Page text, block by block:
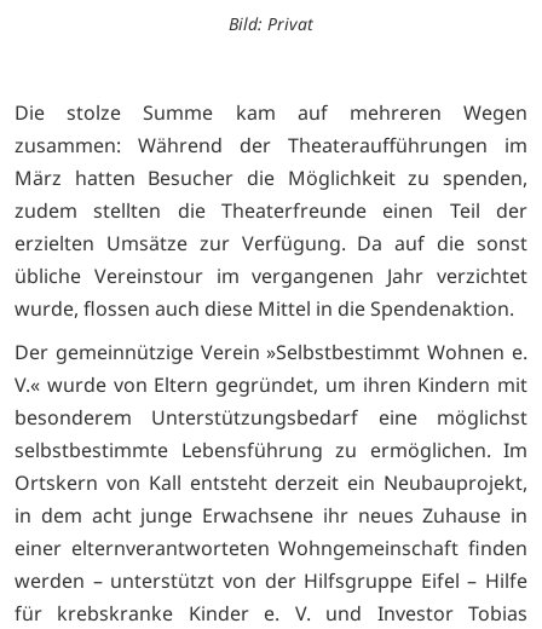
Bild: Privat
Die stolze Summe kam auf mehreren Wegen
zusammen: Während der Theateraufführungen im
März hatten Besucher die Möglichkeit zu spenden,
zudem stellten die Theaterfreunde einen Teil der
erzielten Umsätze zur Verfügung. Da auf die sonst
übliche Vereinstour im vergangenen Jahr verzichtet
wurde, flossen auch diese Mittel in die Spendenaktion.
Der gemeinnützige Verein »Selbstbestimmt Wohnen e.
V.« wurde von Eltern gegründet, um ihren Kindern mit
besonderem Unterstützungsbedarf eine möglichst
selbstbestimmte Lebensführung zu ermöglichen. Im
Ortskern von Kall entsteht derzeit ein Neubauprojekt,
in dem acht junge Erwachsene ihr neues Zuhause in
einer elternverantworteten Wohngemeinschaft finden
werden – unterstützt von der Hilfsgruppe Eifel – Hilfe
für krebskranke Kinder e. V. und Investor Tobias